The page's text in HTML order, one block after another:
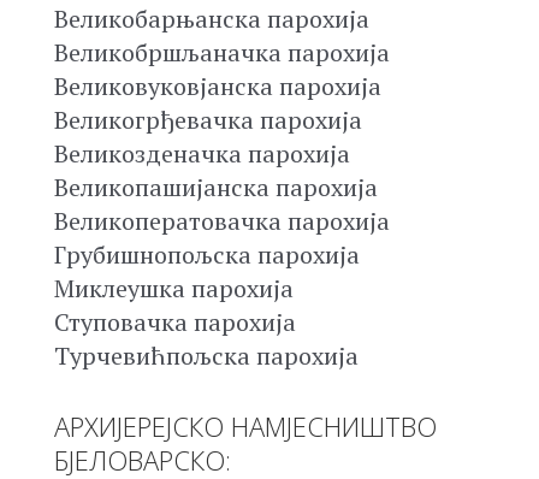
Великобарњанска парохија
Великобршљаначка парохија
Великовуковјанска парохија
Великогрђевачка парохија
Великозденачка парохија
Великопашијанска парохија
Великоператовачка парохија
Грубишнопољска парохија
Миклеушка парохија
Ступовачка парохија
Турчевићпољска парохија
АРХИЈЕРЕЈСКО НАМЈЕСНИШТВО
БЈЕЛОВАРСКО: